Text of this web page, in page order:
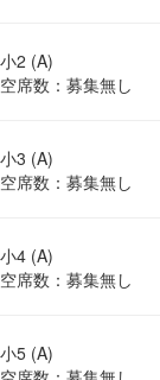
小2 (A)
空席数：募集無し
小3 (A)
空席数：募集無し
小4 (A)
空席数：募集無し
小5 (A)